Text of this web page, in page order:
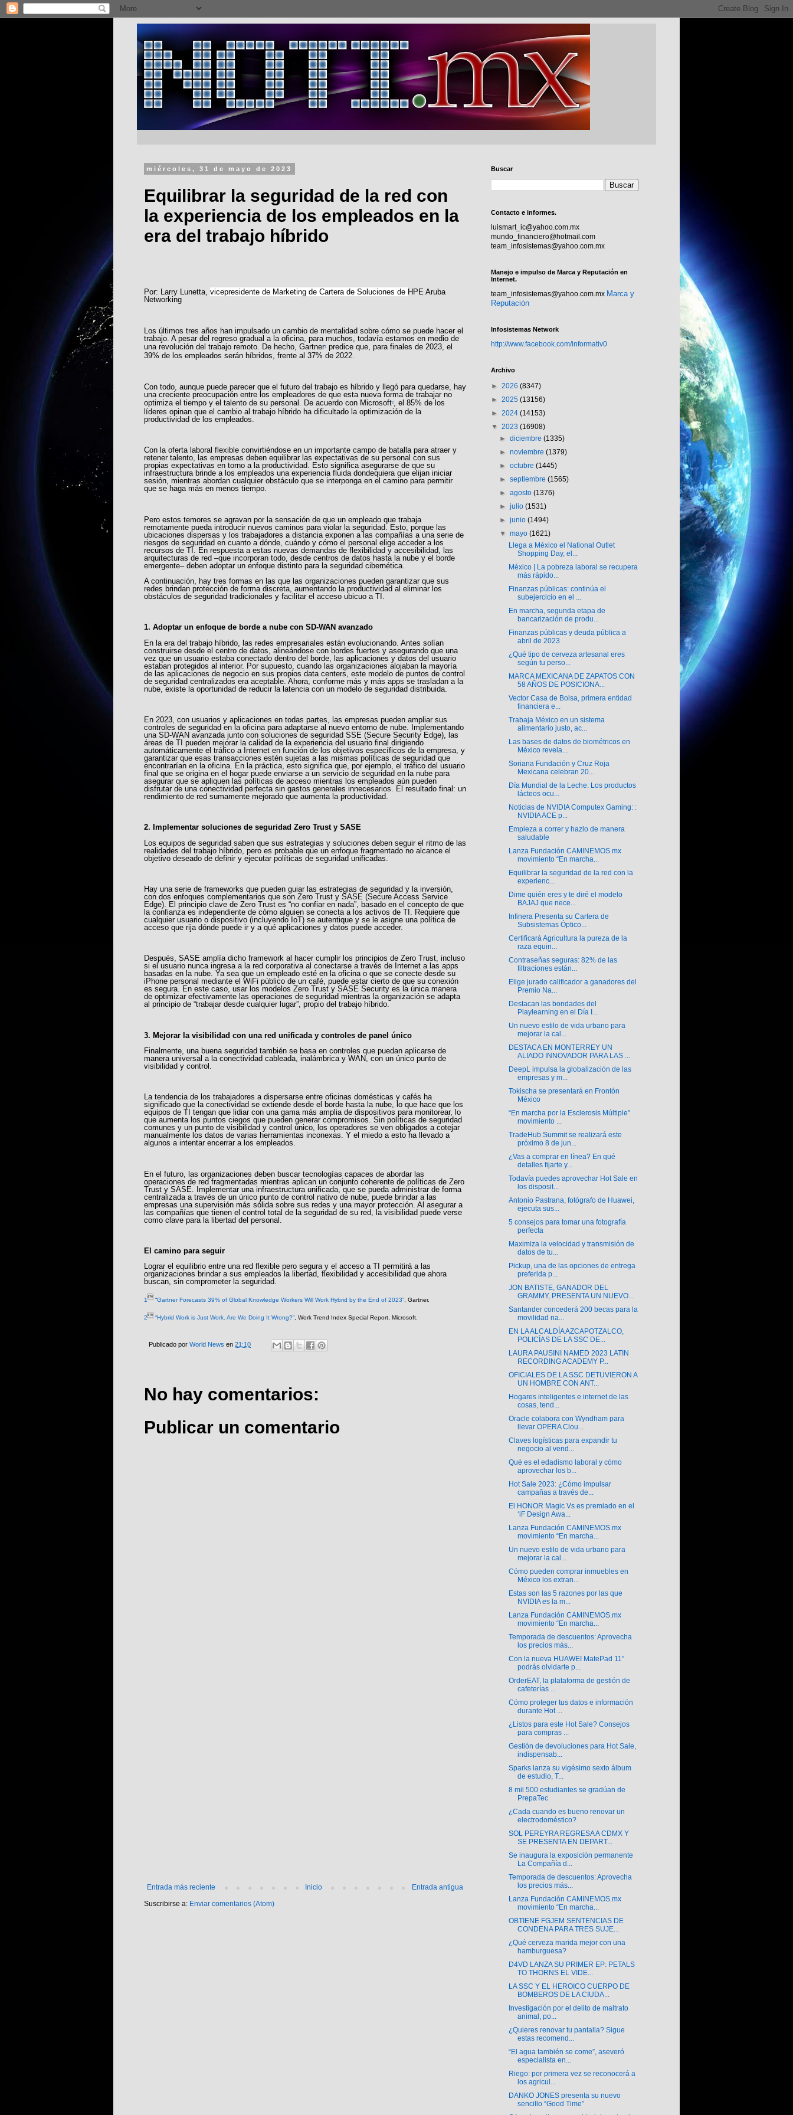
miércoles, 31 de mayo de 2023
Equilibrar la seguridad de la red con
la experiencia de los empleados en la
era del trabajo híbrido
Por: Larry Lunetta, vicepresidente de Marketing de Cartera de Soluciones de HPE Aruba
Networking
Los últimos tres años han impulsado un cambio de mentalidad sobre cómo se puede hacer el
trabajo. A pesar del regreso gradual a la oficina, para muchos, todavía estamos en medio de
una revolución del trabajo remoto. De hecho, Gartner1
predice que, para finales de 2023, el
39% de los empleados serán híbridos, frente al 37% de 2022.
Con todo, aunque puede parecer que el futuro del trabajo es híbrido y llegó para quedarse, hay
una creciente preocupación entre los empleadores de que esta nueva forma de trabajar no
optimiza el tiempo y el talento de su personal. De acuerdo con Microsoft2, el 85% de los
líderes opinan que el cambio al trabajo híbrido ha dificultado la optimización de la
productividad de los empleados.
Con la oferta laboral flexible convirtiéndose en un importante campo de batalla para atraer y
retener talento, las empresas deben equilibrar las expectativas de su personal con sus
propias expectativas en torno a la productividad. Esto significa asegurarse de que su
infraestructura brinde a los empleados una experiencia fluida dondequiera que elijan iniciar
sesión, mientras abordan cualquier obstáculo que se interponga en el camino para permitir
que se haga más en menos tiempo.
Pero estos temores se agravan por la sensación de que un empleado que trabaja
remotamente pueda introducir nuevos caminos para violar la seguridad. Esto, porque las
ubicaciones dispersas y los trabajadores a distancia exponen a las compañías a una serie de
riesgos de seguridad en cuanto a dónde, cuándo y cómo el personal elige acceder a los
recursos de TI. En respuesta a estas nuevas demandas de flexibilidad y accesibilidad, las
arquitecturas de red –que incorporan todo, desde centros de datos hasta la nube y el borde
emergente– deben adoptar un enfoque distinto para la seguridad cibernética.
A continuación, hay tres formas en las que las organizaciones pueden garantizar que sus
redes brindan protección de forma discreta, aumentando la productividad al eliminar los
obstáculos de seguridad tradicionales y facilitar el acceso ubicuo a TI.
1. Adoptar un enfoque de borde a nube con SD-WAN avanzado
En la era del trabajo híbrido, las redes empresariales están evolucionando. Antes solían
construirse desde el centro de datos, alineándose con bordes fuertes y asegurando que una
vez que un usuario estaba conectado dentro del borde, las aplicaciones y datos del usuario
estaban protegidos al interior. Por supuesto, cuando las organizaciones alojaban la mayoría
de las aplicaciones de negocio en sus propios data centers, este modelo de puntos de control
de seguridad centralizados era aceptable. Ahora, conforme más y más apps se trasladan a la
nube, existe la oportunidad de reducir la latencia con un modelo de seguridad distribuida.
En 2023, con usuarios y aplicaciones en todas partes, las empresas pueden ampliar sus
controles de seguridad en la oficina para adaptarse al nuevo entorno de nube. Implementando
una SD-WAN avanzada junto con soluciones de seguridad SSE (Secure Security Edge), las
áreas de TI pueden mejorar la calidad de la experiencia del usuario final dirigiendo
automáticamente el tráfico a Internet en función de los objetivos específicos de la empresa, y
garantizar que esas transacciones estén sujetas a las mismas políticas de seguridad que
encontrarían en la oficina. En la práctica, esto significa que, por ejemplo, el tráfico del usuario
final que se origina en el hogar puede enviarse a un servicio de seguridad en la nube para
asegurar que se apliquen las políticas de acceso mientras los empleados aún pueden
disfrutar de una conectividad perfecta sin gastos generales innecesarios. El resultado final: un
rendimiento de red sumamente mejorado que aumenta la productividad.
2. Implementar soluciones de seguridad Zero Trust y SASE
Los equipos de seguridad saben que sus estrategias y soluciones deben seguir el ritmo de las
realidades del trabajo híbrido, pero es probable que un enfoque fragmentado no alcance el
objetivo deseado de definir y ejecutar políticas de seguridad unificadas.
Hay una serie de frameworks que pueden guiar las estrategias de seguridad y la inversión,
con dos enfoques complementarios que son Zero Trust y SASE (Secure Access Service
Edge). El principio clave de Zero Trust es “no confiar en nada”, basado en el concepto de que
la confianza es independiente de cómo alguien se conecta a los activos de TI. Requiere que
cualquier usuario o dispositivo (incluyendo IoT) se autentique y se le asigne una política de
acceso que rija dónde puede ir y a qué aplicaciones y datos puede acceder.
Después, SASE amplía dicho framework al hacer cumplir los principios de Zero Trust, incluso
si el usuario nunca ingresa a la red corporativa al conectarse a través de Internet a las apps
basadas en la nube. Ya sea que un empleado esté en la oficina o que se conecte desde su
iPhone personal mediante el WiFi público de un café, puede estar cierto de que su conexión
es segura. En este caso, usar los modelos Zero Trust y SASE Security es la única manera
de optimizar efectivamente las operaciones de seguridad mientras la organización se adapta
al principio de “trabajar desde cualquier lugar”, propio del trabajo híbrido.
3. Mejorar la visibilidad con una red unificada y controles de panel único
Finalmente, una buena seguridad también se basa en controles que puedan aplicarse de
manera universal a la conectividad cableada, inalámbrica y WAN, con un único punto de
visibilidad y control.
La tendencia de los trabajadores a dispersarse entre oficinas domésticas y cafés ha
significado que la conectividad se extiende desde el borde hasta la nube, lo que hace que los
equipos de TI tengan que lidiar con una gama más amplia de dispositivos para monitorear, lo
que aumenta los puntos ciegos que pueden generar compromisos. Sin políticas de seguridad
comunes y un punto de visibilidad y control único, los operadores se ven obligados a cotejar
manualmente los datos de varias herramientas inconexas. Y el miedo a esto ha llevado a
algunos a intentar encerrar a los empleados.
En el futuro, las organizaciones deben buscar tecnologías capaces de abordar las
operaciones de red fragmentadas mientras aplican un conjunto coherente de políticas de Zero
Trust y SASE. Implementar una infraestructura unificada, que se pueda administrar de forma
centralizada a través de un único punto de control nativo de nube, puede brindar a las
empresas una supervisión más sólida sobre sus redes y una mayor protección. Al asegurar a
las compañías que tienen el control total de la seguridad de su red, la visibilidad puede verse
como clave para la libertad del personal.
El camino para seguir
Lograr el equilibrio entre una red flexible pero segura y el acceso a TI permitirá a las
organizaciones brindar a sus empleados la libertad, flexibilidad y accesibilidad que ahora
buscan, sin comprometer la seguridad.
1 “Gartner Forecasts 39% of Global Knowledge Workers Will Work Hybrid by the End of 2023” , Gartner.
2 “Hybrid Work is Just Work. Are We Doing It Wrong?” , Work Trend Index Special Report, Microsoft.
Publicado por World News en 21:10
No hay comentarios:
Publicar un comentario
Entrada más reciente Entrada antigua
Inicio
Suscribirse a: Enviar comentarios (Atom)
Buscar
Contacto e informes.
luismart_ic@yahoo.com.mx
mundo_financiero@hotmail.com
team_infosistemas@yahoo.com.mx
Manejo e impulso de Marca y Reputación en
Internet.
team_infosistemas@yahoo.com.mx Marca y
Reputación
Infosistemas Network
http://www.facebook.com/informativ0
Archivo
► 2026 (8347)
► 2025 (13156)
► 2024 (14153)
▼ 2023 (16908)
►diciembre(1335)
►noviembre(1379)
►octubre(1445)
►septiembre(1565)
►agosto(1376)
►julio(1531)
►junio(1494)
▼mayo(1621)
Llega a México el National Outlet
Shopping Day, el...
México | La pobreza laboral se recupera
más rápido...
Finanzas públicas: continúa el
subejercicio en el ...
En marcha, segunda etapa de
bancarización de produ...
Finanzas públicas y deuda pública a
abril de 2023
¿Qué tipo de cerveza artesanal eres
según tu perso...
MARCA MEXICANA DE ZAPATOS CON
58 AÑOS DE POSICIONA...
Vector Casa de Bolsa, primera entidad
financiera e...
Trabaja México en un sistema
alimentario justo, ac...
Las bases de datos de biométricos en
México revela...
Soriana Fundación y Cruz Roja
Mexicana celebran 20...
Día Mundial de la Leche: Los productos
lácteos ocu...
Noticias de NVIDIA Computex Gaming: :
NVIDIA ACE p...
Empieza a correr y hazlo de manera
saludable
Lanza Fundación CAMINEMOS.mx
movimiento “En marcha...
Equilibrar la seguridad de la red con la
experienc...
Dime quién eres y te diré el modelo
BAJAJ que nece...
Infinera Presenta su Cartera de
Subsistemas Óptico...
Certificará Agricultura la pureza de la
raza equin...
Contraseñas seguras: 82% de las
filtraciones están...
Elige jurado calificador a ganadores del
Premio Na...
Destacan las bondades del
Playlearning en el Día I...
Un nuevo estilo de vida urbano para
mejorar la cal...
DESTACA EN MONTERREY UN
ALIADO INNOVADOR PARA LAS ...
DeepL impulsa la globalización de las
empresas y m...
Tokischa se presentará en Frontón
México
“En marcha por la Esclerosis Múltiple”
movimiento ...
TradeHub Summit se realizará este
próximo 8 de jun...
¿Vas a comprar en línea? En qué
detalles fijarte y...
Todavía puedes aprovechar Hot Sale en
los disposit...
Antonio Pastrana, fotógrafo de Huawei,
ejecuta sus...
5 consejos para tomar una fotografía
perfecta
Maximiza la velocidad y transmisión de
datos de tu...
Pickup, una de las opciones de entrega
preferida p...
JON BATISTE, GANADOR DEL
GRAMMY, PRESENTA UN NUEVO...
Santander concederá 200 becas para la
movilidad na...
EN LA ALCALDÍA AZCAPOTZALCO,
POLICÍAS DE LA SSC DE...
LAURA PAUSINI NAMED 2023 LATIN
RECORDING ACADEMY P...
OFICIALES DE LA SSC DETUVIERON A
UN HOMBRE CON ANT...
Hogares inteligentes e internet de las
cosas, tend...
Oracle colabora con Wyndham para
llevar OPERA Clou...
Claves logísticas para expandir tu
negocio al vend...
Qué es el edadismo laboral y cómo
aprovechar los b...
Hot Sale 2023: ¿Cómo impulsar
campañas a través de...
El HONOR Magic Vs es premiado en el
‘iF Design Awa...
Lanza Fundación CAMINEMOS.mx
movimiento “En marcha...
Un nuevo estilo de vida urbano para
mejorar la cal...
Cómo pueden comprar inmuebles en
México los extran...
Estas son las 5 razones por las que
NVIDIA es la m...
Lanza Fundación CAMINEMOS.mx
movimiento “En marcha...
Temporada de descuentos: Aprovecha
los precios más...
Con la nueva HUAWEI MatePad 11”
podrás olvidarte p...
OrderEAT, la plataforma de gestión de
cafeterías ...
Cómo proteger tus datos e información
durante Hot ...
¿Listos para este Hot Sale? Consejos
para compras ...
Gestión de devoluciones para Hot Sale,
indispensab...
Sparks lanza su vigésimo sexto álbum
de estudio, T...
8 mil 500 estudiantes se gradúan de
PrepaTec
¿Cada cuando es bueno renovar un
electrodoméstico?
SOL PEREYRA REGRESA A CDMX Y
SE PRESENTA EN DEPART...
Se inaugura la exposición permanente
La Compañía d...
Temporada de descuentos: Aprovecha
los precios más...
Lanza Fundación CAMINEMOS.mx
movimiento “En marcha...
OBTIENE FGJEM SENTENCIAS DE
CONDENA PARA TRES SUJE...
¿Qué cerveza marida mejor con una
hamburguesa?
D4VD LANZA SU PRIMER EP: PETALS
TO THORNS EL VIDE...
LA SSC Y EL HEROICO CUERPO DE
BOMBEROS DE LA CIUDA...
Investigación por el delito de maltrato
animal, po...
¿Quieres renovar tu pantalla? Sigue
estas recomend...
“El agua también se come”, aseveró
especialista en...
Riego: por primera vez se reconocerá a
los agricul...
DANKO JONES presenta su nuevo
sencillo “Good Time”